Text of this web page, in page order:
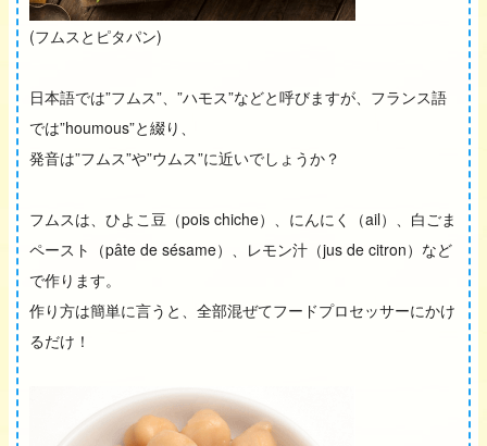
(フムスとピタパン)
日本語では”フムス”、”ハモス”などと呼びますが、フランス語
では”houmous”と綴り、
発音は”フムス”や”ウムス”に近いでしょうか？
フムスは、ひよこ豆（pois chiche）、にんにく（ail）、白ごま
ペースト（pâte de sésame）、レモン汁（jus de citron）など
で作ります。
作り方は簡単に言うと、全部混ぜてフードプロセッサーにかけ
るだけ！